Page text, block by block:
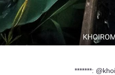
*******: